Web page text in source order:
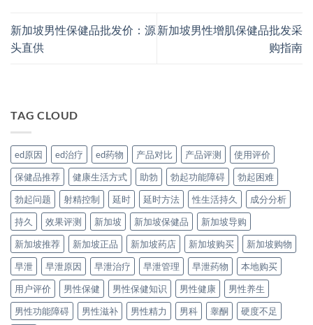
新加坡男性保健品批发价：源
头直供
新加坡男性增肌保健品批发采
购指南
TAG CLOUD
ed原因 ed治疗 ed药物 产品对比 产品评测
使用评价
保健品推荐
健康生活方式 助勃 勃起功能障碍
勃起困难
勃起问题
射精控制 延时 延时方法 性生活持久
成分分析
持久
效果评测 新加坡 新加坡保健品
新加坡导购
新加坡推荐
新加坡正品 新加坡药店 新加坡购买
新加坡购物
早泄
早泄原因 早泄治疗 早泄管理 早泄药物
本地购买
用户评价
男性保健 男性保健知识 男性健康
男性养生
男性功能障碍
男性滋补 男性精力 男科 睾酮
硬度不足